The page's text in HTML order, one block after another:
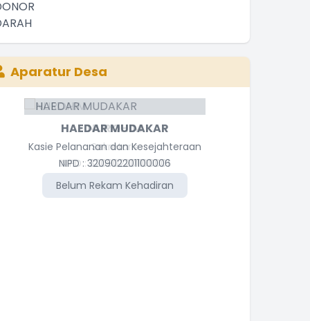
Aparatur Desa
HAEDAR MUDAKAR
Kasie Pelananan dan Kesejahteraan
NIPD : 320902201100006
Belum Rekam Kehadiran